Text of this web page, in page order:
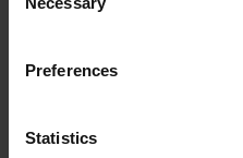
Selection
Preferences
Statistics
kopen of om door
van zijn of haar
Resultaat